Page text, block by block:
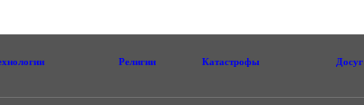
Религии Катастрофы Досуг